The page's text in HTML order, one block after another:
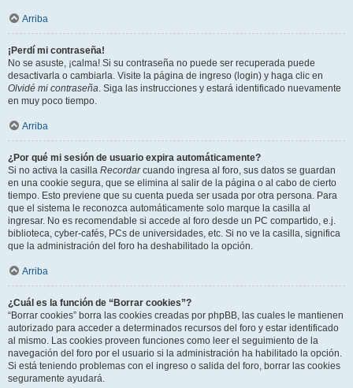
Arriba
¡Perdí mi contraseña!
No se asuste, ¡calma! Si su contraseña no puede ser recuperada puede
desactivarla o cambiarla. Visite la página de ingreso (login) y haga clic en
Olvidé mi contraseña. Siga las instrucciones y estará identificado nuevamente
en muy poco tiempo.
Arriba
¿Por qué mi sesión de usuario expira automáticamente?
Si no activa la casilla Recordarcuando ingresa al foro, sus datos se guardan
en una cookie segura, que se elimina al salir de la página o al cabo de cierto
tiempo. Esto previene que su cuenta pueda ser usada por otra persona. Para
que el sistema le reconozca automáticamente solo marque la casilla al
ingresar. No es recomendable si accede al foro desde un PC compartido, e.j.
biblioteca, cyber-cafés, PCs de universidades, etc. Si no ve la casilla, significa
que la administración del foro ha deshabilitado la opción.
Arriba
¿Cuál es la función de “Borrar cookies”?
“Borrar cookies” borra las cookies creadas por phpBB, las cuales le mantienen
autorizado para acceder a determinados recursos del foro y estar identificado
al mismo. Las cookies proveen funciones como leer el seguimiento de la
navegación del foro por el usuario si la administración ha habilitado la opción.
Si está teniendo problemas con el ingreso o salida del foro, borrar las cookies
seguramente ayudará.